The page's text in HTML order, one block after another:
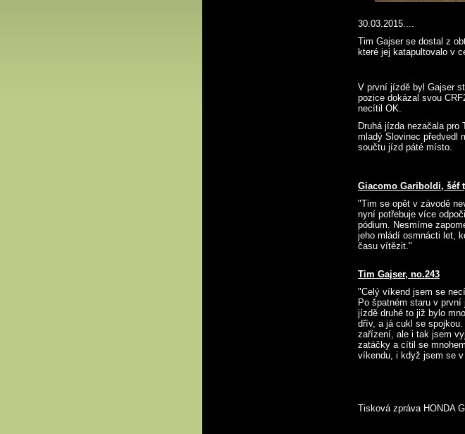
30.03.2015....
Tim Gajser se dostal z
které jej katapultovalo v
V první jízdě byl Gajser
pozice dokázal svou
necítil OK.
Druhá jízda nezačala
mladý Slovinec předvedl
součtu jízd páté místo.
Giacomo Gariboldi, šéf
"Tim se opět v závodě
nyní potřebuje více
pódium. Nesmíme
jeho mládí osmnácti let,
času vítězit."
Tim Gajser, no.243
"Celý víkend jsem se
Po špatném staru v
jízdě druhé to již bylo
dřív, a já cukl se
zařízení, ale i tak jsem
zatáčky a cítil se
víkendu, i když jsem se
Tisková zpráva HONDA